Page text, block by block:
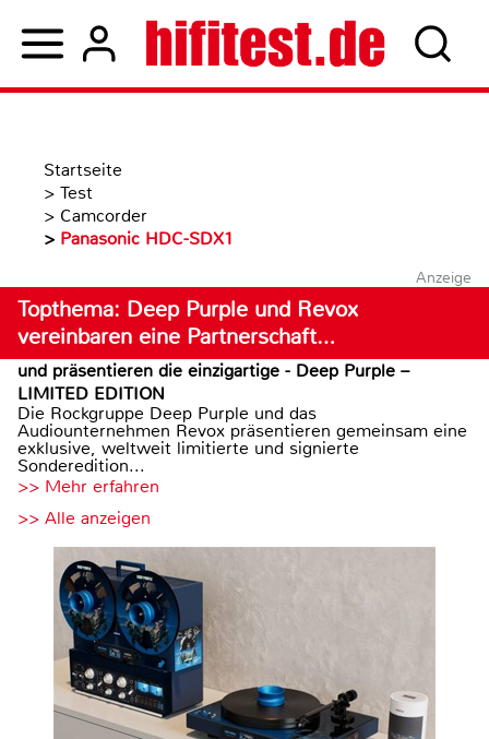
Startseite
> Test
> Camcorder
> Panasonic HDC-SDX1
Anzeige
Topthema: Deep Purple und Revox
vereinbaren eine Partnerschaft…
und präsentieren die einzigartige - Deep Purple –
LIMITED EDITION
Die Rockgruppe Deep Purple und das
Audiounternehmen Revox präsentieren gemeinsam eine
exklusive, weltweit limitierte und signierte
Sonderedition...
>> Mehr erfahren
>> Alle anzeigen